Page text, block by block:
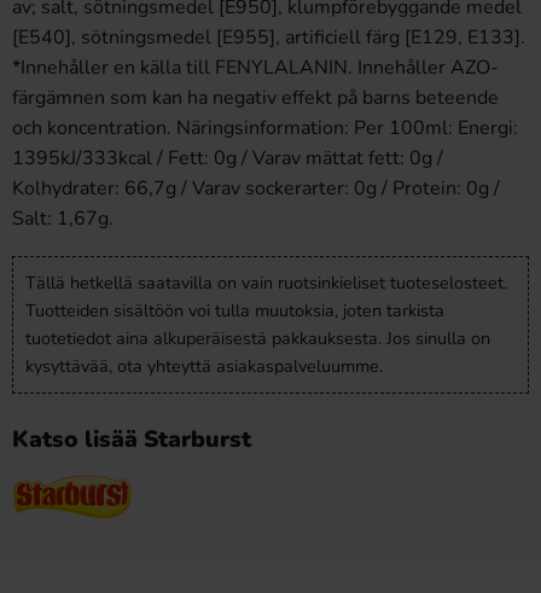
av; salt, sötningsmedel [E950], klumpförebyggande medel
[E540], sötningsmedel [E955], artificiell färg [E129, E133].
*Innehåller en källa till FENYLALANIN. Innehåller AZO-
färgämnen som kan ha negativ effekt på barns beteende
och koncentration. Näringsinformation: Per 100ml: Energi:
1395kJ/333kcal / Fett: 0g / Varav mättat fett: 0g /
Kolhydrater: 66,7g / Varav sockerarter: 0g / Protein: 0g /
Salt: 1,67g.
Tällä hetkellä saatavilla on vain ruotsinkieliset tuoteselosteet.
Tuotteiden sisältöön voi tulla muutoksia, joten tarkista
tuotetiedot aina alkuperäisestä pakkauksesta. Jos sinulla on
kysyttävää, ota yhteyttä asiakaspalveluumme.
Katso lisää Starburst